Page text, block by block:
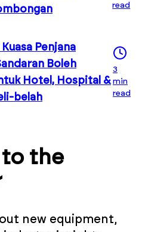
read
Penjana
Boleh
Hotel, Hospital &
belah
3
min
read
the
new equipment,